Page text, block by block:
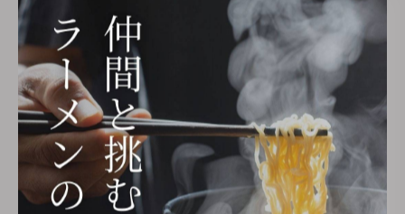
中華そばの味を最大限に引き立てるには、素材選びと調理手
順が重要です。具体的なポイントは、スープは鶏ガラや煮干
しを丁寧に煮出し、麺は小麦の風味を生かした低加水麺を使
用することです。さらに、具材はシンプルにメンマやチャー
シュー、ネギなどが定番で、全体のバランスを崩さないよう
心掛けます。自宅で再現する際は、スープの温度管理や麺の
茹で加減にも注意が必要です。これらの工夫が、昔ながらの
中華そばの魅力を一層引き立てます。